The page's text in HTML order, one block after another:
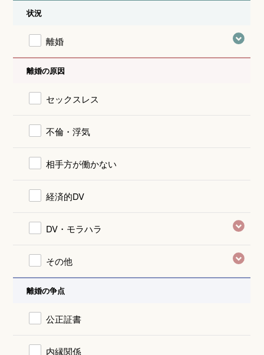
状況
離婚
離婚の原因
セックスレス
不倫・浮気
相手方が働かない
経済的DV
DV・モラハラ
その他
離婚の争点
公正証書
内縁関係